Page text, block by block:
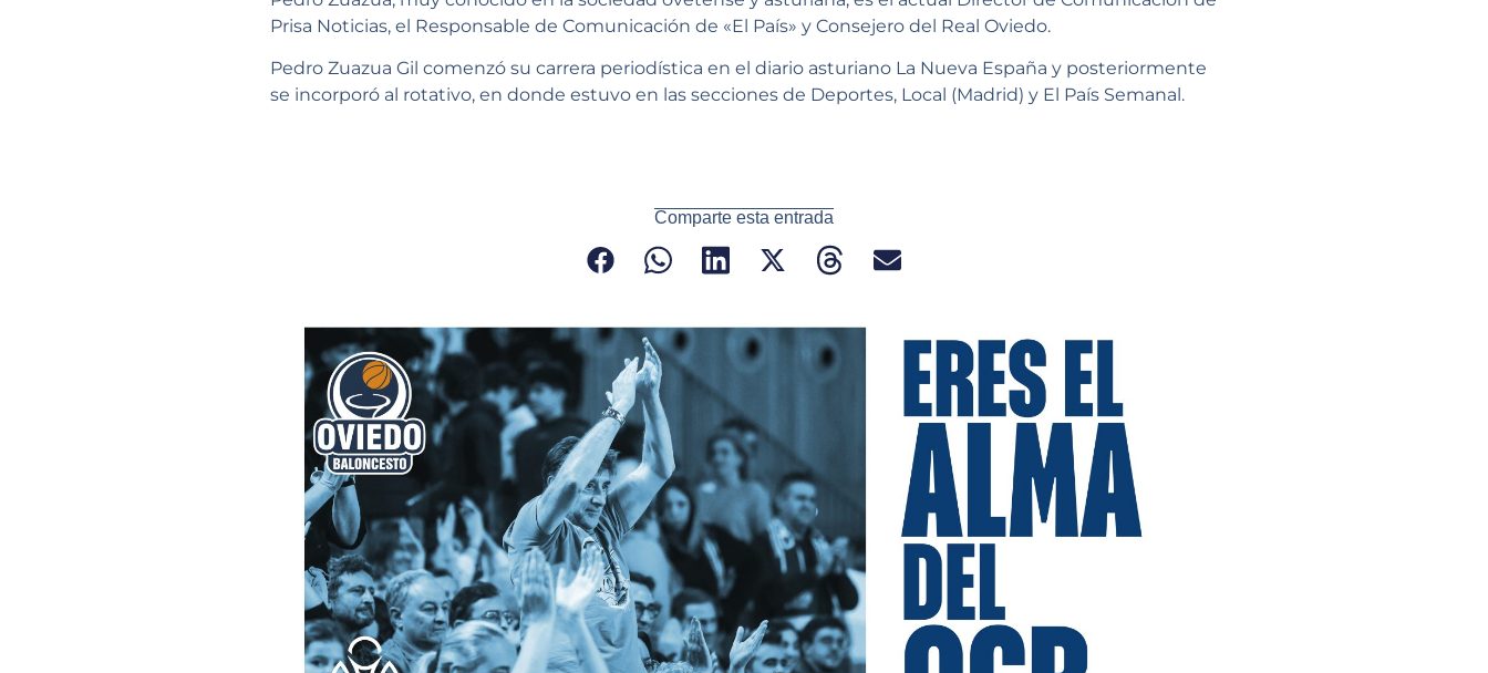
Prisa Noticias, el Responsable de Comunicación de «El País» y Consejero del Real Oviedo.
Pedro Zuazua Gil comenzó su carrera periodística en el diario asturiano La Nueva España y posteriormente
se incorporó al rotativo, en donde estuvo en las secciones de Deportes, Local (Madrid) y El País Semanal.
Comparte esta entrada